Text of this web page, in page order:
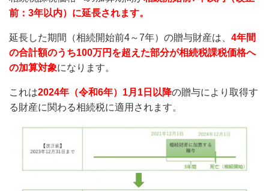
前：3年以内）に延長されます。
延長した期間（相続開始前4～7年）の贈与財産は、 4年間
の合計額のうち100万円を超えた部分が相続税課税価格へ
の加算対象になります。
これは2024年（令和6年）1月1日以降の贈与により取得す
る財産に関わる相続税に適用されます。